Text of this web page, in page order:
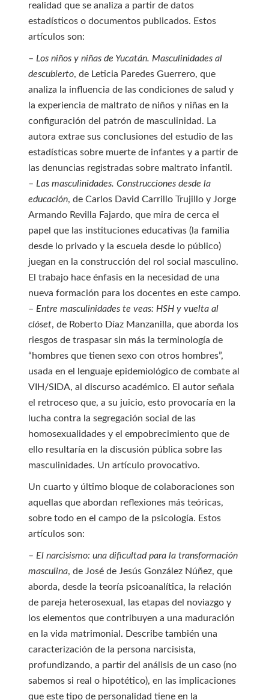
realidad que se analiza a partir de datos
estadísticos o documentos publicados. Estos
artículos son:
– Los niños y niñas de Yucatán. Masculinidades al
descubierto, de Leticia Paredes Guerrero, que
analiza la influencia de las condiciones de salud y
la experiencia de maltrato de niños y niñas en la
configuración del patrón de masculinidad. La
autora extrae sus conclusiones del estudio de las
estadísticas sobre muerte de infantes y a partir de
las denuncias registradas sobre maltrato infantil.
– Las masculinidades. Construcciones desde la
educación, de Carlos David Carrillo Trujillo y Jorge
Armando Revilla Fajardo, que mira de cerca el
papel que las instituciones educativas (la familia
desde lo privado y la escuela desde lo público)
juegan en la construcción del rol social masculino.
El trabajo hace énfasis en la necesidad de una
nueva formación para los docentes en este campo.
– Entre masculinidades te veas: HSH y vuelta al
clóset, de Roberto Díaz Manzanilla, que aborda los
riesgos de traspasar sin más la terminología de
“hombres que tienen sexo con otros hombres”,
usada en el lenguaje epidemiológico de combate al
VIH/SIDA, al discurso académico. El autor señala
el retroceso que, a su juicio, esto provocaría en la
lucha contra la segregación social de las
homosexualidades y el empobrecimiento que de
ello resultaría en la discusión pública sobre las
masculinidades. Un artículo provocativo.
Un cuarto y último bloque de colaboraciones son
aquellas que abordan reflexiones más teóricas,
sobre todo en el campo de la psicología. Estos
artículos son:
– El narcisismo: una dificultad para la transformación
masculina, de José de Jesús González Núñez, que
aborda, desde la teoría psicoanalítica, la relación
de pareja heterosexual, las etapas del noviazgo y
los elementos que contribuyen a una maduración
en la vida matrimonial. Describe también una
caracterización de la persona narcisista,
profundizando, a partir del análisis de un caso (no
sabemos si real o hipotético), en las implicaciones
que este tipo de personalidad tiene en la